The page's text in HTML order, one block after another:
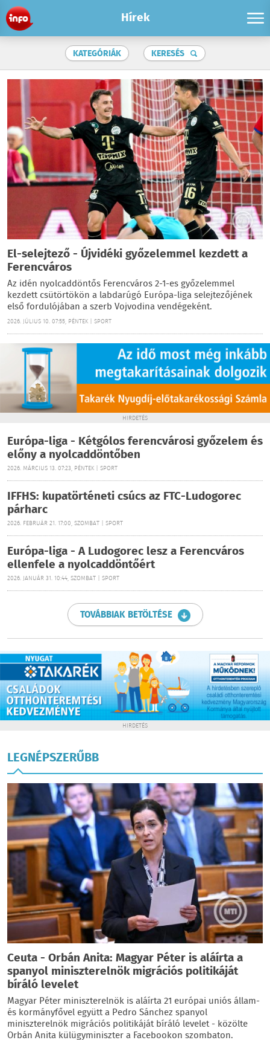
Hírek
KATEGÓRIÁK KERESÉS
El-selejtező - Újvidéki győzelemmel kezdett a
Ferencváros
Az idén nyolcaddöntős Ferencváros 2-1-es győzelemmel
kezdett csütörtökön a labdarúgó Európa-liga selejtezőjének
első fordulójában a szerb Vojvodina vendégeként.
2026. JÚLIUS 10. 07:55, PÉNTEK | SPORT
HIRDETÉS
Európa-liga - Kétgólos ferencvárosi győzelem és
előny a nyolcaddöntőben
2026. MÁRCIUS 13. 07:23, PÉNTEK | SPORT
IFFHS: kupatörténeti csúcs az FTC-Ludogorec
párharc
2026. FEBRUÁR 21. 17:00, SZOMBAT | SPORT
Európa-liga - A Ludogorec lesz a Ferencváros
ellenfele a nyolcaddöntőért
2026. JANUÁR 31. 10:44, SZOMBAT | SPORT
TOVÁBBIAK BETÖLTÉSE
HIRDETÉS
LEGNÉPSZERŰBB
Ceuta - Orbán Anita: Magyar Péter is aláírta a
spanyol miniszterelnök migrációs politikáját
bíráló levelet
Magyar Péter miniszterelnök is aláírta 21 európai uniós állam-
és kormányfővel együtt a Pedro Sánchez spanyol
miniszterelnök migrációs politikáját bíráló levelet - közölte
Orbán Anita külügyminiszter a Facebookon szombaton.